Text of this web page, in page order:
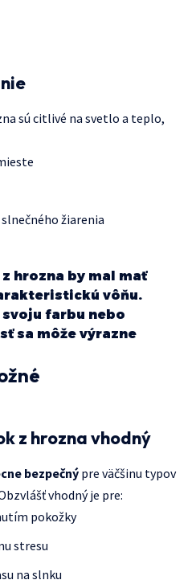
sú citlivé na svetlo a teplo,
žiarenia
hrozna by mal mať
vôňu.
farbu nebo
sa môže výrazne
z hrozna vhodný
bezpečný pre väčšinu typov
vhodný je pre:
pokožky
stresu
na slnku